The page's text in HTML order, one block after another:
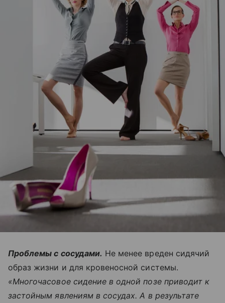
Проблемы с сосудами. Не менее вреден сидячий
образ жизни и для кровеносной системы.
«Многочасовое сидение в одной позе приводит к
застойным явлениям в сосудах. А в результате